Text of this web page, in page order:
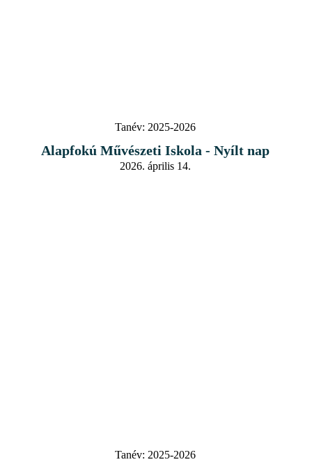
Tanév: 2025-2026
Alapfokú Művészeti Iskola - Nyílt nap
2026. április 14.
Tanév: 2025-2026